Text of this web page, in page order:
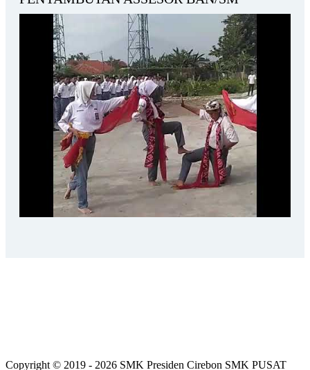
Copyright © 2019 - 2026 SMK Presiden Cirebon SMK PUSAT